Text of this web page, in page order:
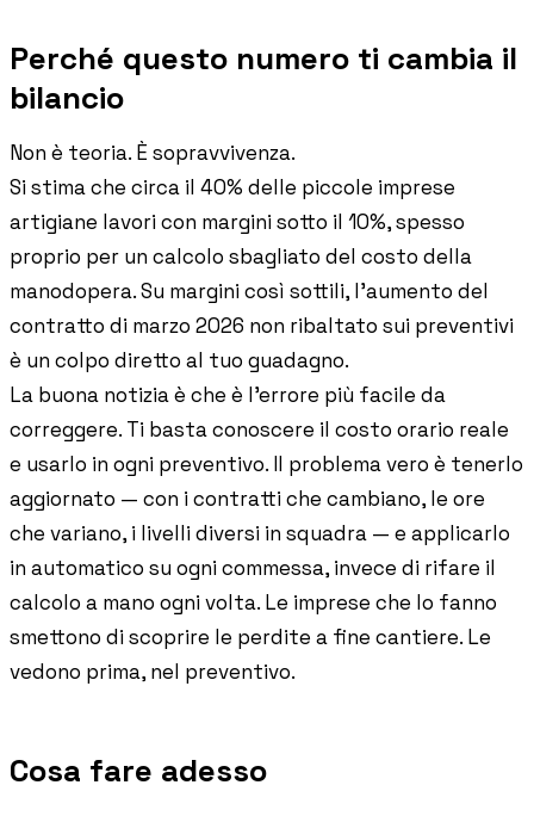
Perché questo numero ti cambia il
bilancio
Non è teoria. È sopravvivenza.
Si stima che circa il 40% delle piccole imprese
artigiane lavori con margini sotto il 10%, spesso
proprio per un calcolo sbagliato del costo della
manodopera. Su margini così sottili, l'aumento del
contratto di marzo 2026 non ribaltato sui preventivi
è un colpo diretto al tuo guadagno.
La buona notizia è che è l'errore più facile da
correggere. Ti basta conoscere il costo orario reale
e usarlo in ogni preventivo. Il problema vero è tenerlo
aggiornato — con i contratti che cambiano, le ore
che variano, i livelli diversi in squadra — e applicarlo
in automatico su ogni commessa, invece di rifare il
calcolo a mano ogni volta. Le imprese che lo fanno
smettono di scoprire le perdite a fine cantiere. Le
vedono prima, nel preventivo.
Cosa fare adesso